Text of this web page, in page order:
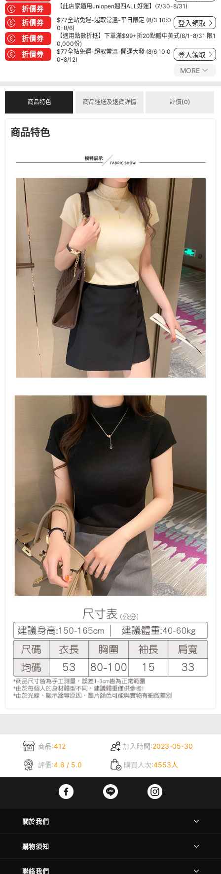
折價券 【此店家適用uniopen週四ALL好運】(7/30-8/31)
折價券
$77全站免運-超取常溫-平日限定 (8/3 10:0
0-8/6)
登入領取
折價券
【適用點數折抵】下單滿$99+折20點贈中美式(8/1-8/31 限1
0,000份)
折價券
$77全站免運-超取常溫-開運大發 (8/6 10:0
0-8/12)
登入領取
MORE
商品特色 商品運送及退貨詳情 評價(0)
商品特色
商品:412 加入時間:2023-05-30
評價:4.6 / 5.0 購買人次:4553人
關於我們
購物須知
聯絡我們